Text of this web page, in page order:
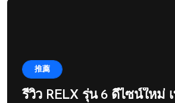
推薦
รีวิว RELX รุ่น 6 ดีไซน์ใหม่